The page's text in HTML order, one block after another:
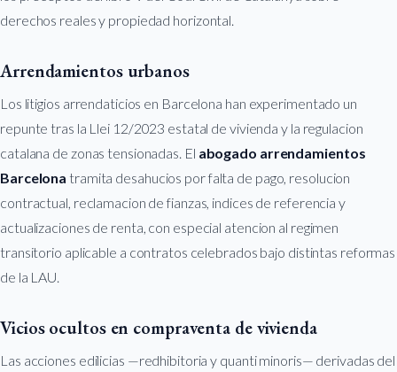
derechos reales y propiedad horizontal.
Arrendamientos urbanos
Los litigios arrendaticios en Barcelona han experimentado un
repunte tras la Llei 12/2023 estatal de vivienda y la regulacion
catalana de zonas tensionadas. El abogado arrendamientos
Barcelona tramita desahucios por falta de pago, resolucion
contractual, reclamacion de fianzas, indices de referencia y
actualizaciones de renta, con especial atencion al regimen
transitorio aplicable a contratos celebrados bajo distintas reformas
de la LAU.
Vicios ocultos en compraventa de vivienda
Las acciones edilicias —redhibitoria y quanti minoris— derivadas del